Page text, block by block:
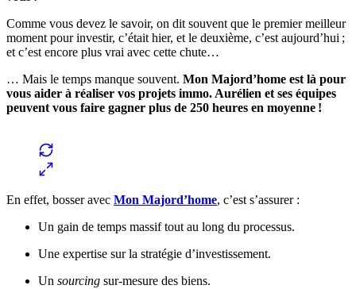
Comme vous devez le savoir, on dit souvent que le premier meilleur
moment pour investir, c’était hier, et le deuxième, c’est aujourd’hui ;
et c’est encore plus vrai avec cette chute…
… Mais le temps manque souvent. Mon Majord’home est là pour
vous aider à réaliser vos projets immo. Aurélien et ses équipes
peuvent vous faire gagner plus de 250 heures en moyenne !
En effet, bosser avec Mon Majord’home, c’est s’assurer :
Un gain de temps massif tout au long du processus.
Une expertise sur la stratégie d’investissement.
Un sourcing sur-mesure des biens.